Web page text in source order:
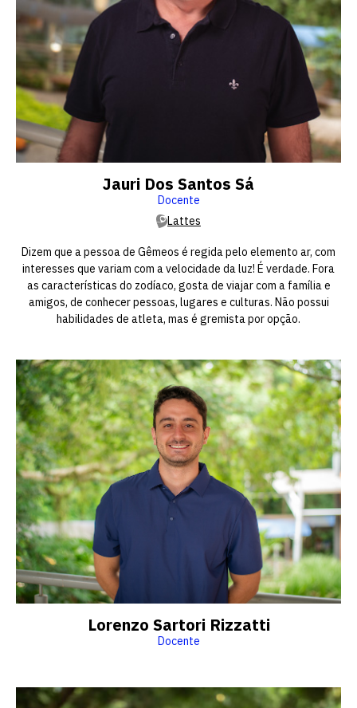
Jauri Dos Santos Sá
Docente
Lattes
Dizem que a pessoa de Gêmeos é regida pelo elemento ar, com
interesses que variam com a velocidade da luz! É verdade. Fora
as características do zodíaco, gosta de viajar com a família e
amigos, de conhecer pessoas, lugares e culturas. Não possui
habilidades de atleta, mas é gremista por opção.
Lorenzo Sartori Rizzatti
Docente